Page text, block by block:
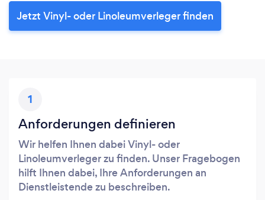
Jetzt Vinyl- oder Linoleumverleger finden
1
Anforderungen definieren
Wir helfen Ihnen dabei Vinyl- oder
Linoleumverleger zu finden. Unser Fragebogen
hilft Ihnen dabei, Ihre Anforderungen an
Dienstleistende zu beschreiben.